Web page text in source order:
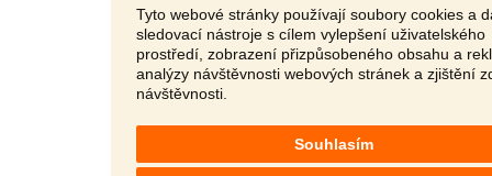
Tyto webové stránky používají soubory cookies a
sledovací nástroje s cílem vylepšení uživatelského
prostředí, zobrazení přizpůsobeného obsahu a
analýzy návštěvnosti webových stránek a zjištění
návštěvnosti.
Souhlasím